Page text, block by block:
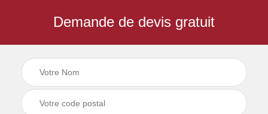
Demande de devis gratuit